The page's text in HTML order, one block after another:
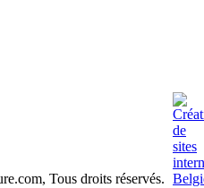
Tous droits réservés.